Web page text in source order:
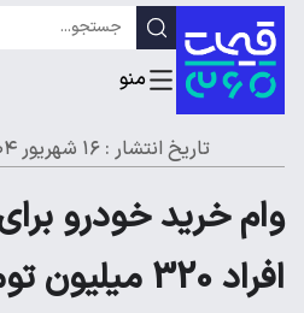
تاریخ انتشار : ۱۶ شهریور ۱۴۰۴ - ۱۰:۳۰
وام خرید خودرو
افراد 320 میلیون تومان شد